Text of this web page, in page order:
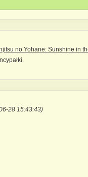
no Yohane: Sunshine in
28 15:43:43)